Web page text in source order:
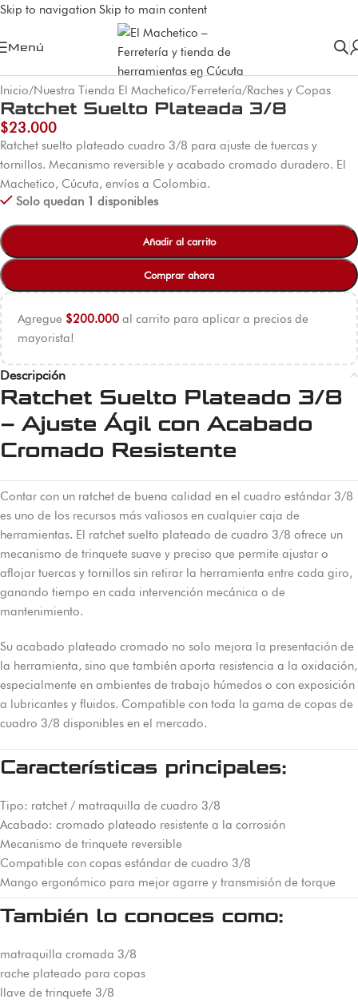
Skip to navigation Skip to main content
Menú
Inicio/Nuestra Tienda El Machetico/Ferretería/Raches y Copas
Ratchet Suelto Plateada 3/8
$23.000
Ratchet suelto plateado cuadro 3/8 para ajuste de tuercas y
tornillos. Mecanismo reversible y acabado cromado duradero. El
Machetico, Cúcuta, envíos a Colombia.
Solo quedan 1 disponibles
Añadir al carrito
Comprar ahora
Agregue $200.000 al carrito para aplicar a precios de
mayorista!
Descripción
Ratchet Suelto Plateado 3/8
– Ajuste Ágil con Acabado
Cromado Resistente
Contar con un ratchet de buena calidad en el cuadro estándar 3/8
es uno de los recursos más valiosos en cualquier caja de
herramientas. El ratchet suelto plateado de cuadro 3/8 ofrece un
mecanismo de trinquete suave y preciso que permite ajustar o
aflojar tuercas y tornillos sin retirar la herramienta entre cada giro,
ganando tiempo en cada intervención mecánica o de
mantenimiento.
Su acabado plateado cromado no solo mejora la presentación de
la herramienta, sino que también aporta resistencia a la oxidación,
especialmente en ambientes de trabajo húmedos o con exposición
a lubricantes y fluidos. Compatible con toda la gama de copas de
cuadro 3/8 disponibles en el mercado.
Características principales:
Tipo: ratchet / matraquilla de cuadro 3/8
Acabado: cromado plateado resistente a la corrosión
Mecanismo de trinquete reversible
Compatible con copas estándar de cuadro 3/8
Mango ergonómico para mejor agarre y transmisión de torque
También lo conoces como:
matraquilla cromada 3/8
rache plateado para copas
llave de trinquete 3/8